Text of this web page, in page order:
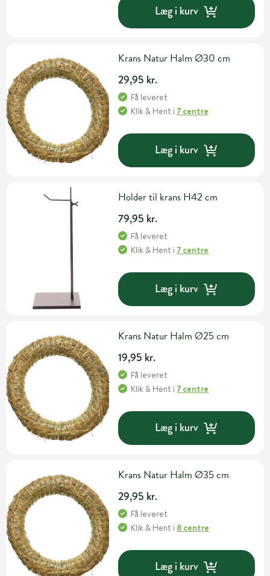
Læg i kurv
Krans Natur Halm Ø30 cm
29,95 kr.
Få leveret
Klik & Hent i 7 centre
Læg i kurv
Holder til krans H42 cm
79,95 kr.
Få leveret
Klik & Hent i 7 centre
Læg i kurv
Krans Natur Halm Ø25 cm
19,95 kr.
Få leveret
Klik & Hent i 7 centre
Læg i kurv
Krans Natur Halm Ø35 cm
29,95 kr.
Få leveret
Klik & Hent i 8 centre
Læg i kurv